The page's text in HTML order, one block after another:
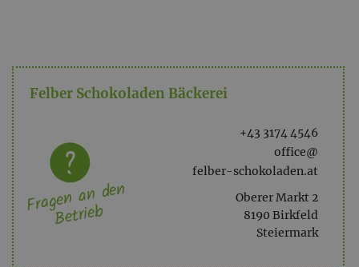
Felber Schokoladen Bäckerei
+43 3174 4546
office@
felber-schokoladen.at
Oberer Markt 2
8190 Birkfeld
Steiermark
Fragen an den
Betrieb